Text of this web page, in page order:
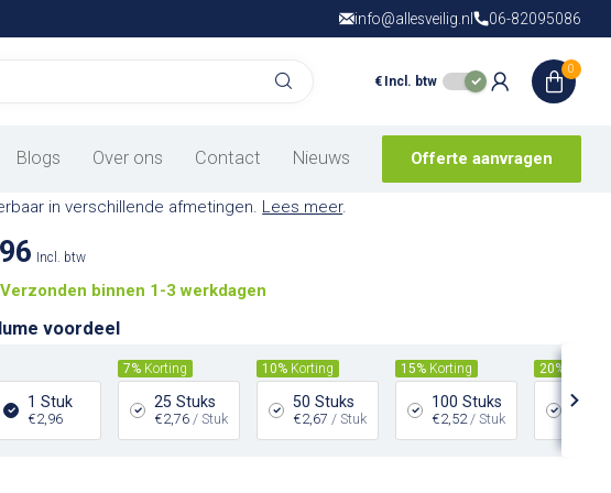
Gratis verzendingvanaf € 150,- in
info@allesveilig.nl 06-82095086
€ Incl. btw
0
Blogs Over ons Contact Nieuws Offerte aanvragen
radioactieve stoffen waarschuwingspictogram is gemaakt om jouw
te beschermen tegen mogelijke gevaren op de werkvloer en is
in verschillende afmetingen. Lees meer.
Incl. btw
Verzonden binnen 1-3 werkdagen
voordeel
1 Stuk
€2,96
7% Korting
25 Stuks
€2,76 / Stuk
10% Korting
50 Stuks
€2,67 / Stuk
15% Korting
100 Stuks
€2,52 / Stuk
20%
200